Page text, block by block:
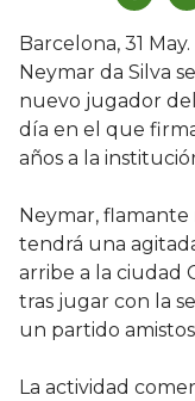
Barcelona, 31
Neymar da Silva
nuevo jugador
día en el que
años a la
Neymar,
tendrá una
arribe a la ciudad
tras jugar con la
un partido
La actividad